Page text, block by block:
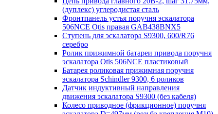
(дуплекс) углеродистая сталь
Фронтпанель устья поручня эскалатора
506NCE Otis правая GAB438BNX5
Ступень для эскалатора S9300, 600/R76
серебро
Ролик прижимной батареи привода поручня
эскалатора Otis 506NCE пластиковый
Батарея роликовая прижимная поручня
эскалатора Schindler 9300, 6 роликов
Датчик индуктивный направления
движения эскалатора S9300 (без кабеля)
Колесо приводное (фрикционное) поручня